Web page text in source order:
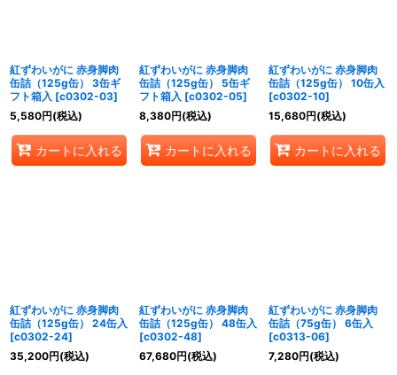
紅ずわいがに 赤身脚肉
缶詰（125g缶） 3缶ギ
フト箱入 [c0302-03]
5,580円(税込)
カートに入れる
紅ずわいがに 赤身脚肉
缶詰（125g缶） 5缶ギ
フト箱入 [c0302-05]
8,380円(税込)
カートに入れる
紅ずわいがに 赤身脚肉
缶詰（125g缶） 10缶入
[c0302-10]
15,680円(税込)
カートに入れる
紅ずわいがに 赤身脚肉
缶詰（125g缶） 24缶入
[c0302-24]
35,200円(税込)
紅ずわいがに 赤身脚肉
缶詰（125g缶） 48缶入
[c0302-48]
67,680円(税込)
紅ずわいがに 赤身脚肉
缶詰（75g缶） 6缶入
[c0313-06]
7,280円(税込)